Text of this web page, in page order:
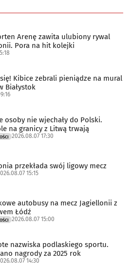
Arenę zawita ulubiony rywal
Pora na hit kolejki
się! Kibice zebrali pieniądze na mural
Białystok
osoby nie wjechały do Polski.
na granicy z Litwą trwają
2026.08.07 17:30
przekłada swój ligowy mecz
15:15
autobusy na mecz Jagiellonii z
Łódź
2026.08.07 15:00
nazwiska podlaskiego sportu.
nagrody za 2025 rok
14:30